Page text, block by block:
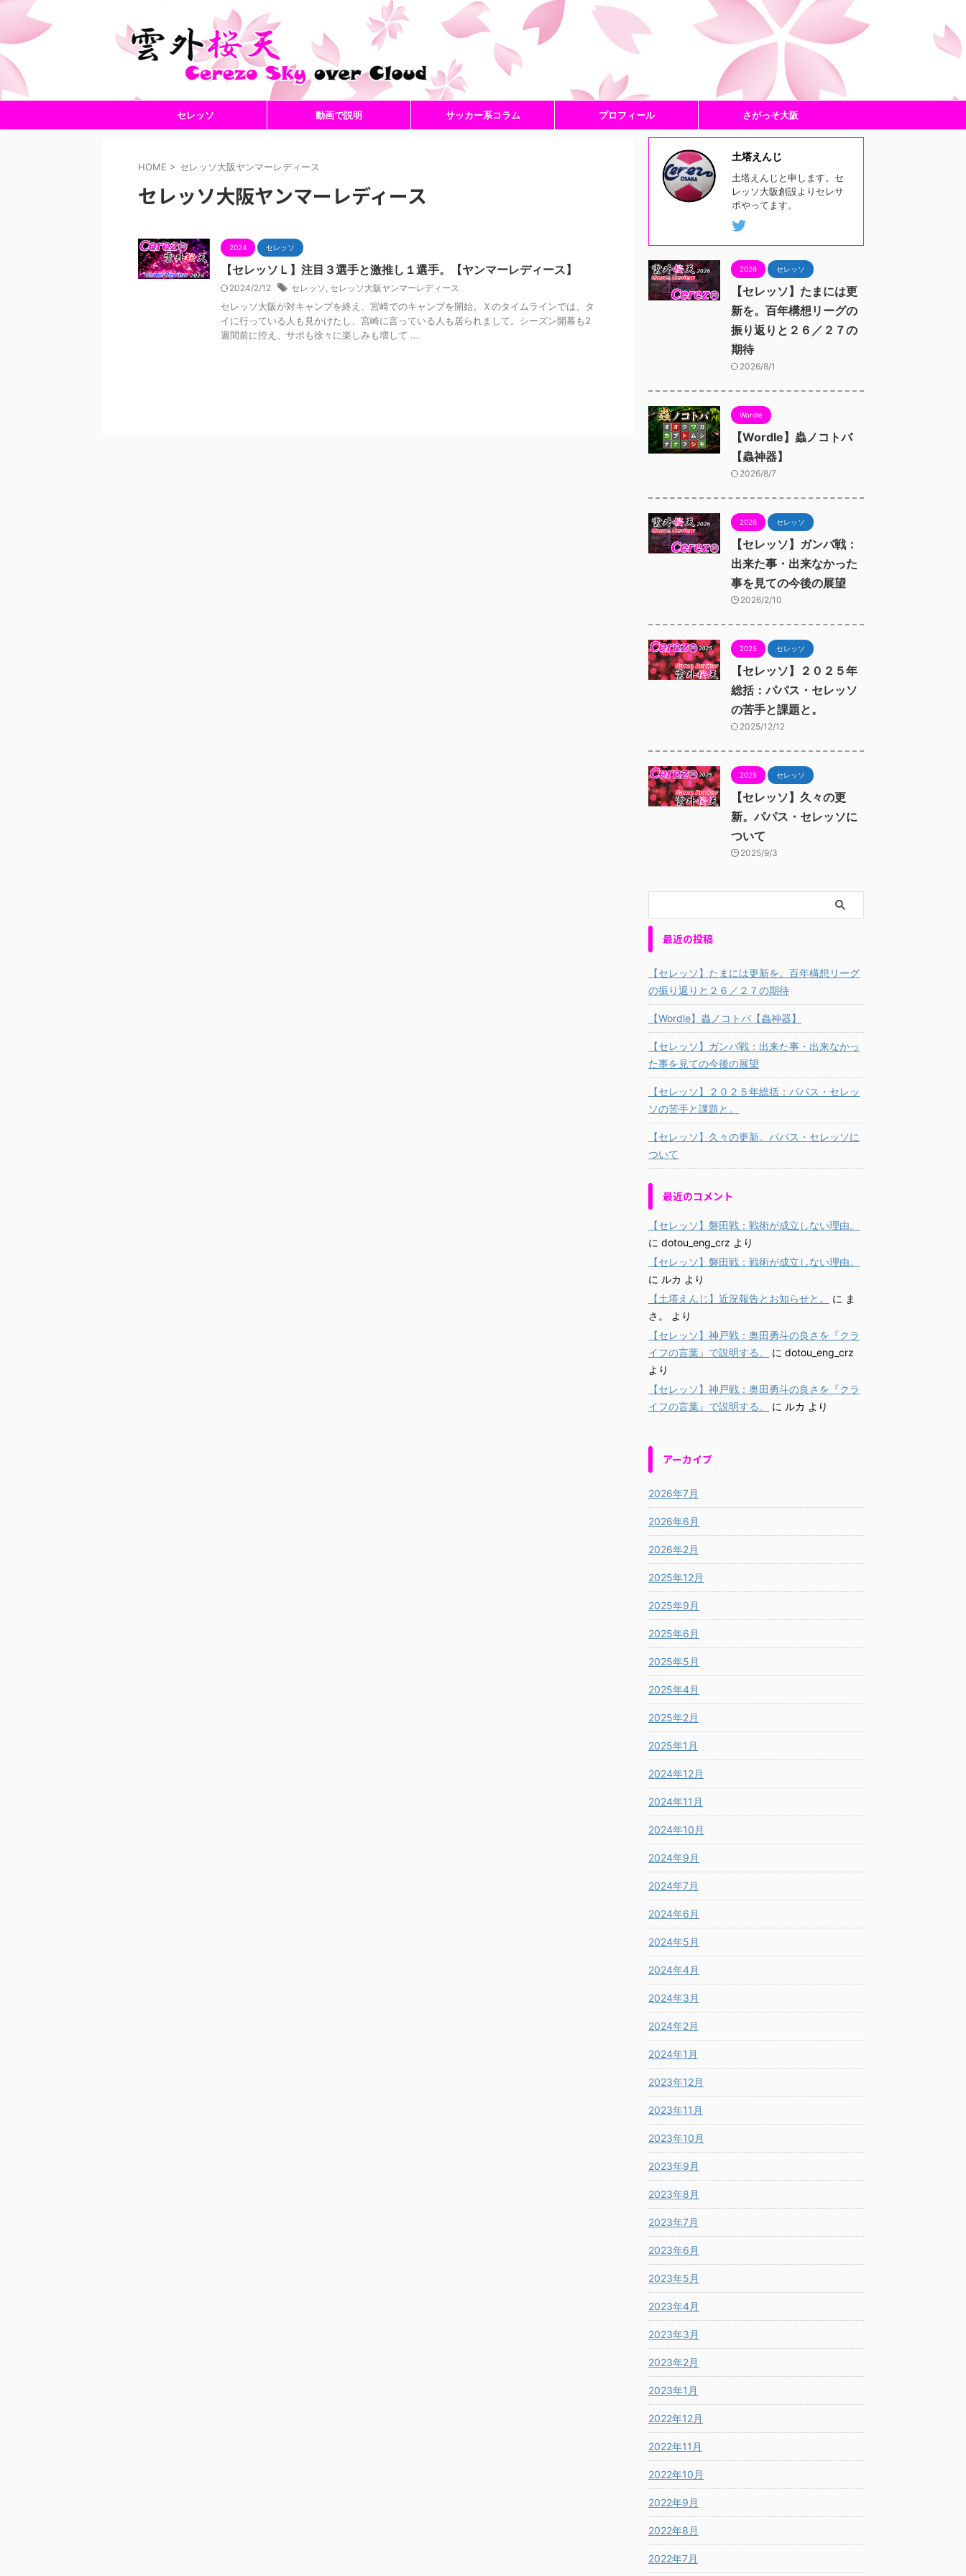
セレッソ 動画で説明 サッカー系コラム プロフィール さがっそ大阪
HOME > セレッソ大阪ヤンマーレディース
セレッソ大阪ヤンマーレディース
2024 セレッソ
【セレッソＬ】注目３選手と激推し１選手。【ヤンマーレディース】
2024/2/12 セレッソ セレッソ大阪ヤンマーレディース
セレッソ大阪が対キャンプを終え、宮崎でのキャンプを開始。Ｘのタイムラインでは、タ
イに行っている人も見かけたし、宮崎に言っている人も居られまして。シーズン開幕も2
週間前に控え、サポも徐々に楽しみも増して ...
土塔えんじ
土塔えんじと申します。セ
レッソ大阪創設よりセレサ
ポやってます。
2026 セレッソ
【セレッソ】たまには更
新を。百年構想リーグの
振り返りと２６／２７の
期待
2026/8/1
Wordle
【Wordle】蟲ノコトバ
【蟲神器】
2026/8/7
2026 セレッソ
【セレッソ】ガンバ戦：
出来た事・出来なかった
事を見ての今後の展望
2026/2/10
2025 セレッソ
【セレッソ】２０２５年
総括：パパス・セレッソ
の苦手と課題と。
2025/12/12
2025 セレッソ
【セレッソ】久々の更
新。パパス・セレッソに
ついて
2025/9/3
最近の投稿
【セレッソ】たまには更新を。百年構想リーグ
の振り返りと２６／２７の期待
【Wordle】蟲ノコトバ【蟲神器】
【セレッソ】ガンバ戦：出来た事・出来なかっ
た事を見ての今後の展望
【セレッソ】２０２５年総括：パパス・セレッ
ソの苦手と課題と。
【セレッソ】久々の更新。パパス・セレッソに
ついて
最近のコメント
【セレッソ】磐田戦：戦術が成立しない理由。
に dotou_eng_crz より
【セレッソ】磐田戦：戦術が成立しない理由。
に ルカ より
【土塔えんじ】近況報告とお知らせと。
に ま
さ。
より
【セレッソ】神戸戦：奥田勇斗の良さを『クラ
イフの言葉』で説明する。
に dotou_eng_crz
より
【セレッソ】神戸戦：奥田勇斗の良さを『クラ
イフの言葉』で説明する。
に ルカ より
アーカイブ
2026年7月
2026年6月
2026年2月
2025年12月
2025年9月
2025年6月
2025年5月
2025年4月
2025年2月
2025年1月
2024年12月
2024年11月
2024年10月
2024年9月
2024年7月
2024年6月
2024年5月
2024年4月
2024年3月
2024年2月
2024年1月
2023年12月
2023年11月
2023年10月
2023年9月
2023年8月
2023年7月
2023年6月
2023年5月
2023年4月
2023年3月
2023年2月
2023年1月
2022年12月
2022年11月
2022年10月
2022年9月
2022年8月
2022年7月